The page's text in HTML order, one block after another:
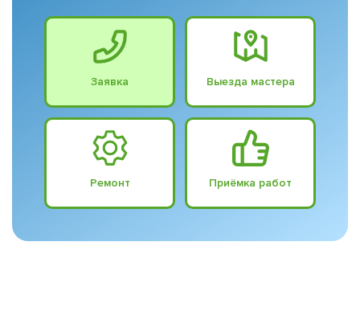
Заявка Выезда мастера
Ремонт Приёмка работ